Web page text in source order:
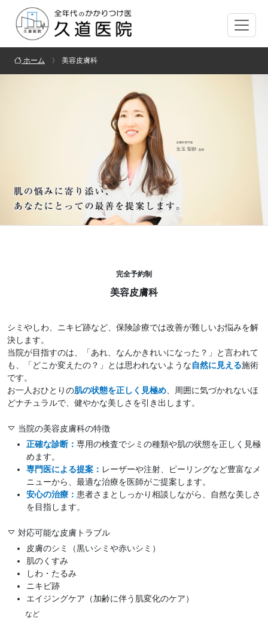
ホーム 美容皮膚科
完全予約制
美容皮膚科
シミやしわ、ニキビ跡など、保険診療では改善が難しいお悩みを解
決します。
当院が目指すのは、「あれ、なんかきれいになった？」と言われて
も、「どこか変えたの？」とは思われないような自然に見える施術
です。
お一人おひとりの肌の状態を正しく見極め、周囲に気づかれないほ
どナチュラルで、健やかな美しさを引き出します。
当院の美容皮膚科の特徴
正確な診断： 専用の検査でシミの種類や肌の状態を正しく見極
めます。
専門医による提案： レーザーや注射、ピーリングなど豊富なメ
ニューから、最適な治療を医師がご提案します。
安心の治療： 患者さまとしっかり相談しながら、自然な美しさ
を目指します。
対応可能な皮膚トラブル
皮膚のシミ（黒いシミや赤いシミ）
肌のくすみ
しわ・たるみ
ニキビ跡
エイジングケア（加齢に伴う肌変化のケア）
など